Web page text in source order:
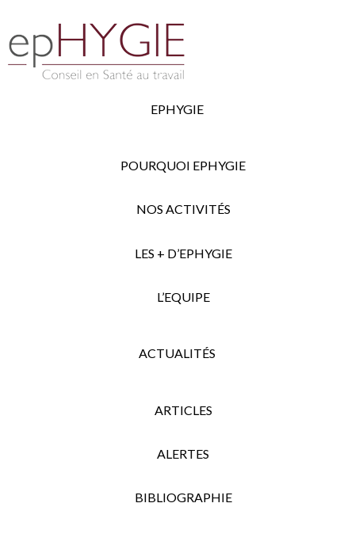
EPHYGIE
POURQUOI EPHYGIE
NOS ACTIVITÉS
LES + D’EPHYGIE
L’EQUIPE
ACTUALITÉS
ARTICLES
ALERTES
BIBLIOGRAPHIE